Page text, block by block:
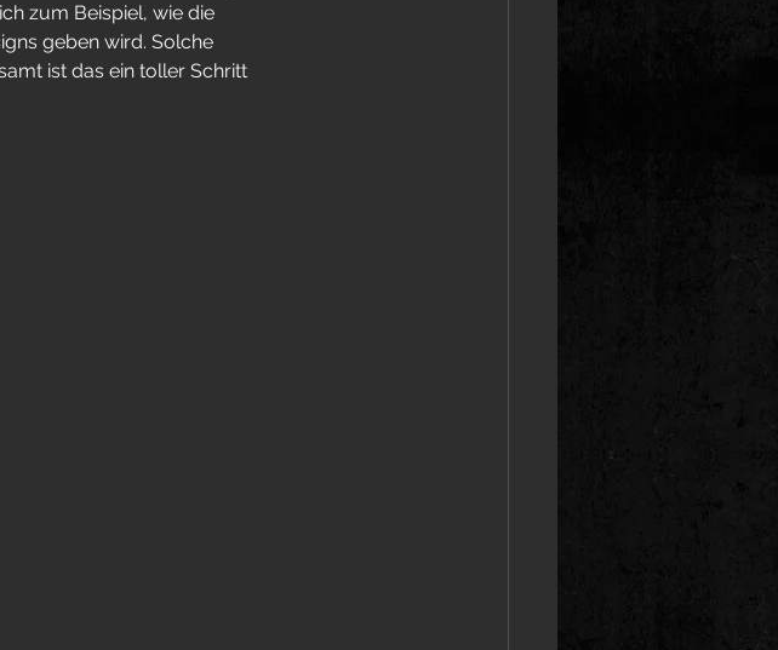
zum Beispiel, wie die
geben wird. Solche
ist das ein toller Schritt